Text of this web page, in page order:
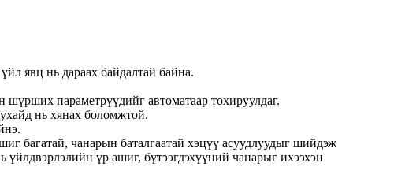
явц нь дараах байдалтай байна.
параметрүүдийг автоматаар тохируулдаг.
нь хянах боломжтой.
багатай, чанарын баталгаатай хэцүү асуудлуудыг шийдэж
үр ашиг, бүтээгдэхүүний чанарыг ихээхэн